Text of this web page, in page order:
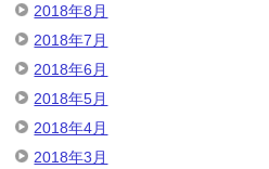
2018年8月
2018年7月
2018年6月
2018年5月
2018年4月
2018年3月